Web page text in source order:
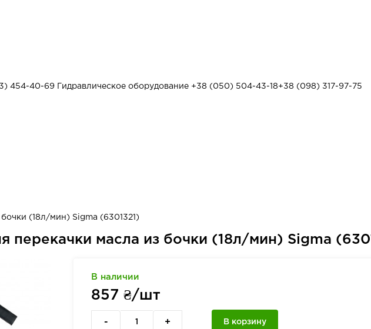
454-40-69 Гидравлическое оборудование +38 (050) 504-43-18+38 (098) 317-97-75
(18л/мин) Sigma (6301321)
перекачки масла из бочки (18л/мин) Sigma
В наличии
857 ₴/шт
- + В корзину